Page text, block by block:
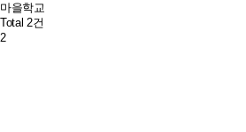
마을학교
Total2건
2